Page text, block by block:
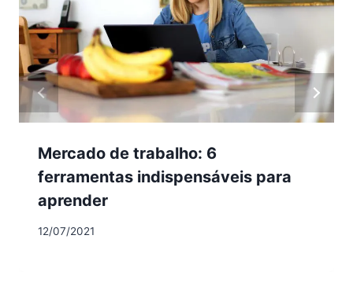
Mercado de trabalho: 6
ferramentas indispensáveis para
aprender
12/07/2021